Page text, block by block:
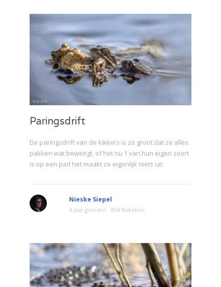
Paringsdrift
De paringsdrift van de kikkers is zo groot dat ze alles
pakken wat beweegt, of het nu 1 van hun eigen soort
is op een pad het maakt ze eigenlijk niets uit.
Nieske Siepel
4 jaar geleden 894 Bekeken